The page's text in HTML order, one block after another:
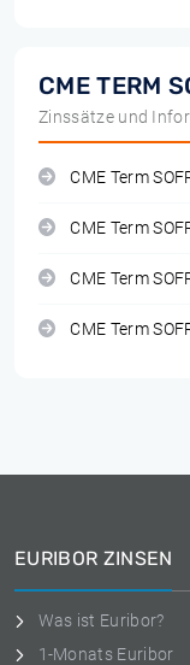
CME TERM
Zinssätze und
CME Term
CME Term
CME Term
CME Term
EURIBOR ZINSEN
Was ist Euribor?
1-Monats Euribor